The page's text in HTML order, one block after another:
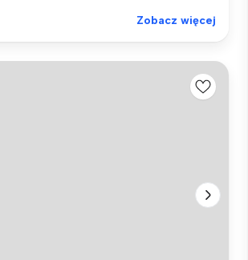
Zobacz więcej